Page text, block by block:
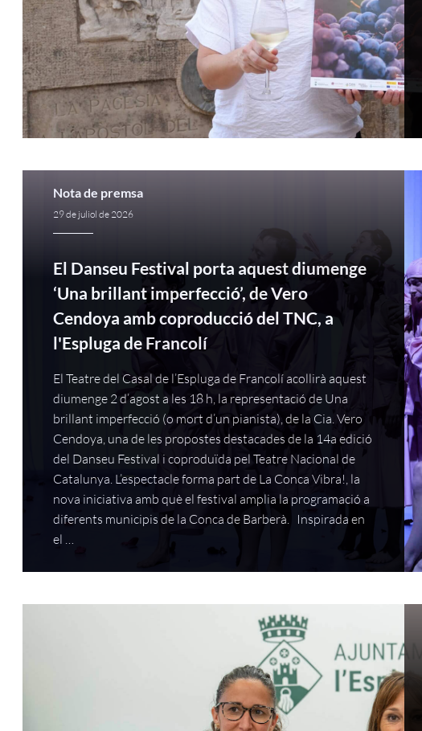
Nota de premsa
29 de juliol de 2026
El Danseu Festival porta aquest diumenge
‘Una brillant imperfecció’, de Vero
Cendoya amb coproducció del TNC, a
l'Espluga de Francolí
El Teatre del Casal de l’Espluga de Francolí acollirà aquest
diumenge 2 d’agost a les 18 h, la representació de Una
brillant imperfecció (o mort d’un pianista), de la Cia. Vero
Cendoya, una de les propostes destacades de la 14a edició
del Danseu Festival i coproduïda pel Teatre Nacional de
Catalunya. L’espectacle forma part de La Conca Vibra!, la
nova iniciativa amb què el festival amplia la programació a
diferents municipis de la Conca de Barberà. Inspirada en
el …